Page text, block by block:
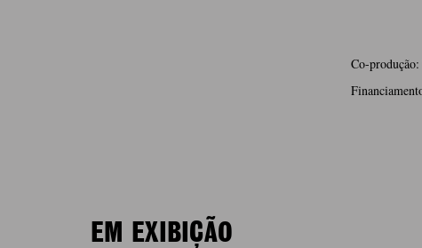
Co-
EM EXIBIÇÃO